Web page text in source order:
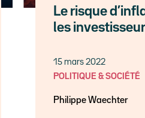
Le risque
les
15 mars 2022
POLITIQUE & SOCIÉTÉ
Philippe Waechter